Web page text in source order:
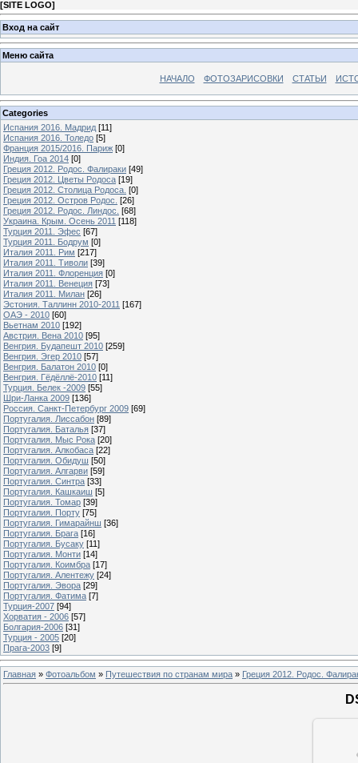
[SITE LOGO]
Вход на сайт
Меню сайта
НАЧАЛО ФОТОЗАРИСОВКИ СТАТЬИ
Categories
Испания 2016. Мадрид [11]
Испания 2016. Толедо [5]
Франция 2015/2016. Париж [0]
Индия. Гоа 2014 [0]
Греция 2012. Родос. Фалираки [49]
Греция 2012. Цветы Родоса [19]
Греция 2012. Столица Родоса. [0]
Греция 2012. Остров Родос. [26]
Греция 2012. Родос. Линдос. [68]
Украина. Крым. Осень 2011 [118]
Турция 2011. Эфес [67]
Турция 2011. Бодрум [0]
Италия 2011. Рим [217]
Италия 2011. Тиволи [39]
Италия 2011. Флоренция [0]
Италия 2011. Венеция [73]
Италия 2011. Милан [26]
Эстония. Таллинн 2010-2011 [167]
ОАЭ - 2010 [60]
Вьетнам 2010 [192]
Австрия. Вена 2010 [95]
Венгрия. Будапешт 2010 [259]
Венгрия. Эгер 2010 [57]
Венгрия. Балатон 2010 [0]
Венгрия. Гёдёллё-2010 [11]
Турция. Белек -2009 [55]
Шри-Ланка 2009 [136]
Россия. Санкт-Петербург 2009 [69]
Португалия. Лиссабон [89]
Португалия. Баталья [37]
Португалия. Мыс Рока [20]
Португалия. Алкобаса [22]
Португалия. Обидуш [50]
Португалия. Алгарви [59]
Португалия. Синтра [33]
Португалия. Кашкаиш [5]
Португалия. Томар [39]
Португалия. Порту [75]
Португалия. Гимарайнш [36]
Португалия. Брага [16]
Португалия. Бусаку [11]
Португалия. Монти [14]
Португалия. Коимбра [17]
Португалия. Алентежу [24]
Португалия. Эвора [29]
Португалия. Фатима [7]
Турция-2007 [94]
Хорватия - 2006 [57]
Болгария-2006 [31]
Турция - 2005 [20]
Прага-2003 [9]
Главная » Фотоальбом » Путешествия по странам мира » Греция 2012. Родос.